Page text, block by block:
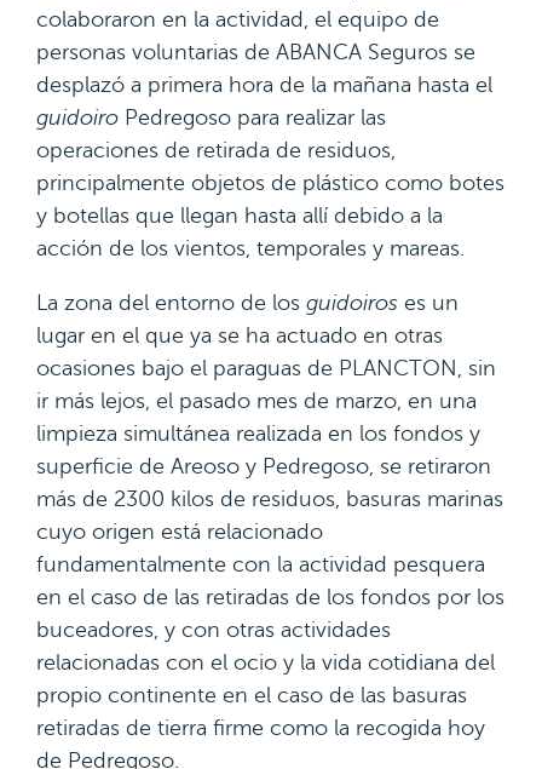
colaboraron en la actividad, el equipo de
personas voluntarias de ABANCA Seguros se
desplazó a primera hora de la mañana hasta el
guidoiro Pedregoso para realizar las
operaciones de retirada de residuos,
principalmente objetos de plástico como botes
y botellas que llegan hasta allí debido a la
acción de los vientos, temporales y mareas.
La zona del entorno de los guidoiros es un
lugar en el que ya se ha actuado en otras
ocasiones bajo el paraguas de PLANCTON, sin
ir más lejos, el pasado mes de marzo, en una
limpieza simultánea realizada en los fondos y
superficie de Areoso y Pedregoso, se retiraron
más de 2300 kilos de residuos, basuras marinas
cuyo origen está relacionado
fundamentalmente con la actividad pesquera
en el caso de las retiradas de los fondos por los
buceadores, y con otras actividades
relacionadas con el ocio y la vida cotidiana del
propio continente en el caso de las basuras
retiradas de tierra firme como la recogida hoy
de Pedregoso.